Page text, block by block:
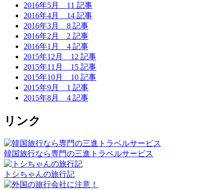
2016年5月 11 記事
2016年4月 14 記事
2016年3月 8 記事
2016年2月 2 記事
2016年1月 4 記事
2015年12月 12 記事
2015年11月 15 記事
2015年10月 10 記事
2015年9月 1 記事
2015年8月 4 記事
リンク
韓国旅行なら専門の三進トラベルサービス
トシちゃんの旅行記